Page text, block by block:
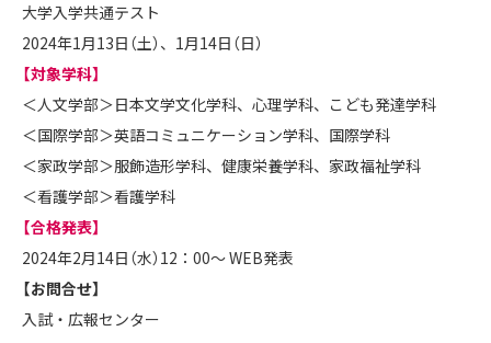
大学入学共通テスト
2024年1月13日（土）、1月14日（日）
【対象学科】
＜人文学部＞日本文学文化学科、心理学科、こども発達学科
＜国際学部＞英語コミュニケーション学科、国際学科
＜家政学部＞服飾造形学科、健康栄養学科、家政福祉学科
＜看護学部＞看護学科
【合格発表】
2024年2月14日（水）12：00～ WEB発表
【お問合せ】
入試・広報センター